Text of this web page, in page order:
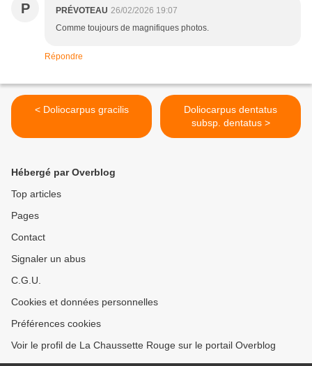
P PRÉVOTEAU 26/02/2026 19:07
Comme toujours de magnifiques photos.
Répondre
< Doliocarpus gracilis
Doliocarpus dentatus
subsp. dentatus >
Hébergé par Overblog
Top articles
Pages
Contact
Signaler un abus
C.G.U.
Cookies et données personnelles
Préférences cookies
Voir le profil de La Chaussette Rouge sur le portail Overblog